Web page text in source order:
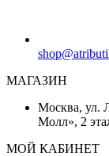
МАГАЗИН
Москва, ул.
Молл», 2
МОЙ КАБИНЕТ